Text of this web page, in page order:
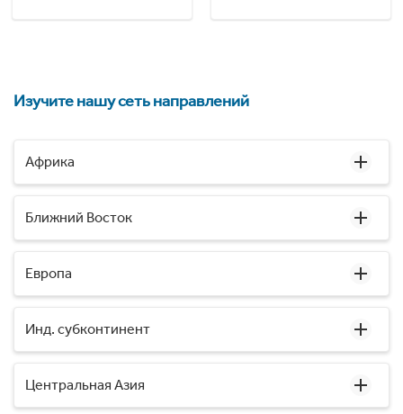
Изучите нашу сеть направлений
Африка
Ближний Восток
Европа
Инд. субконтинент
Центральная Азия